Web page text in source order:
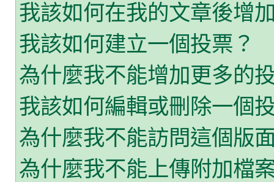
我該如何在我的文章後增
我該如何建立一個投票？
為什麼我不能增加更多的
我該如何編輯或刪除一個
為什麼我不能訪問這個版
為什麼我不能上傳附加檔